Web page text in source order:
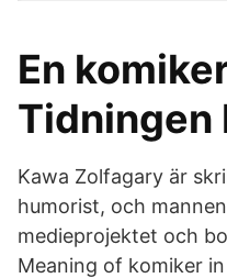
En
Tidningen
Kawa Zolfagary är
humorist, och
medieprojektet och
Meaning of komiker